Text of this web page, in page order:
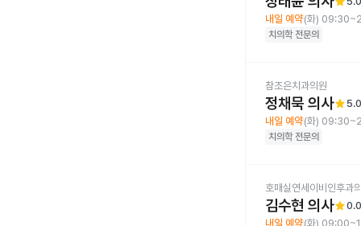
내일 예약(화)
치의학 전문의
참조은치과의원
정채묵 의사star5.0
내일 예약(화)
치의학 전문의
호매실연세이비인후과
김수현 의사star0.0
내일 예약(화)